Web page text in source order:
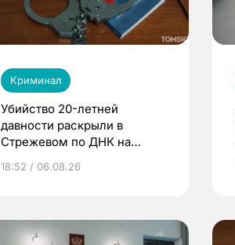
Криминал
Убийство 20-летней
давности раскрыли в
Стрежевом по ДНК на
18:52 / 06.08.26